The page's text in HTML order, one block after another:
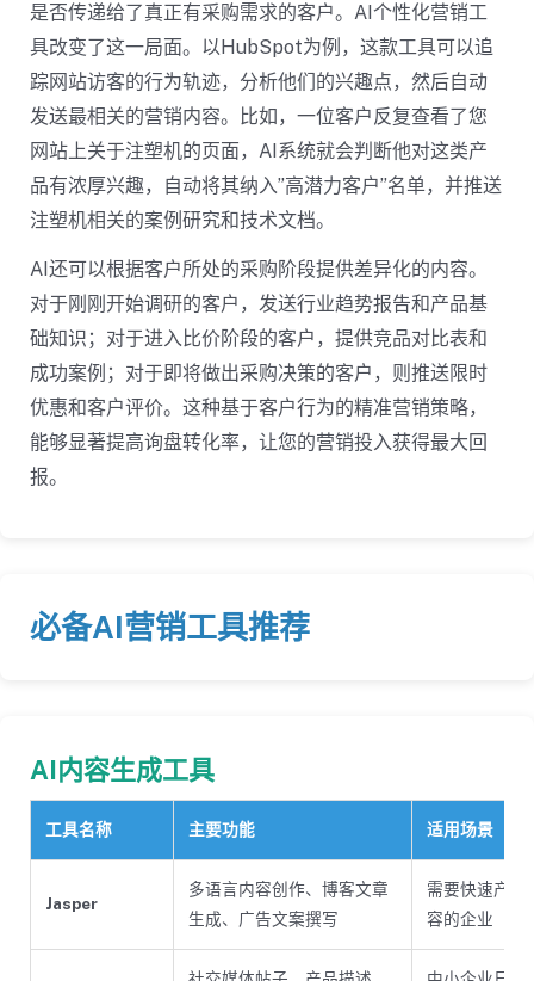
是否传递给了真正有采购需求的客户。AI个性化营销工
具改变了这一局面。以HubSpot为例，这款工具可以追
踪网站访客的行为轨迹，分析他们的兴趣点，然后自动
发送最相关的营销内容。比如，一位客户反复查看了您
网站上关于注塑机的页面，AI系统就会判断他对这类产
品有浓厚兴趣，自动将其纳入”高潜力客户”名单，并推送
注塑机相关的案例研究和技术文档。
AI还可以根据客户所处的采购阶段提供差异化的内容。
对于刚刚开始调研的客户，发送行业趋势报告和产品基
础知识；对于进入比价阶段的客户，提供竞品对比表和
成功案例；对于即将做出采购决策的客户，则推送限时
优惠和客户评价。这种基于客户行为的精准营销策略，
能够显著提高询盘转化率，让您的营销投入获得最大回
报。
必备AI营销工具推荐
AI内容生成工具
工具名称 主要功能 适用场景
Jasper
多语言内容创作、博客文章
生成、广告文案撰写
需要快速产出
容的企业